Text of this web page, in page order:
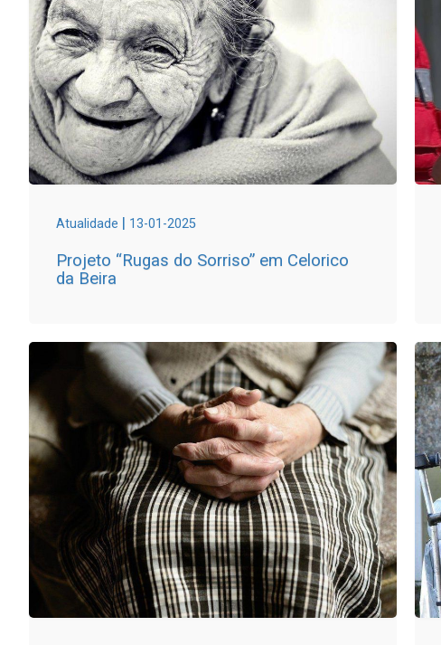
Atualidade | 13-01-2025
Projeto “Rugas do Sorriso” em Celorico
da Beira